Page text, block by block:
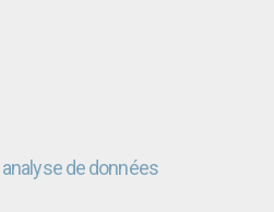
de données